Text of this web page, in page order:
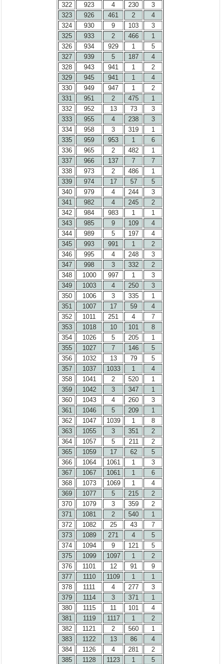
322
923 4 230
3
323
926 461 2
4
324
930 9 103
3
325
933 2 466
1
326
934 929 1
5
327
939 5 187
4
328
943 941 1
2
329
945 941 1
4
330
949 947 1
2
331
951 2 475
1
332
952 13 73
3
333
955 4 238
3
334
958 3 319
1
335
959 953 1
6
336
965 2 482
1
337
966 137 7
7
338
973 2 486
1
339
974 17 57
5
340
979 4 244
3
341
982 4 245
2
342
984 983 1
1
343
985 9 109
4
344
989 5 197
4
345
993 991 1
2
346
995 4 248
3
347
998 3 332
2
348
1000 997 1
3
349
1003 4 250
3
350
1006 3 335
1
351
1007 17 59
4
352
1011 251 4
7
353
1018 10 101
8
354
1026 5 205
1
355
1027 7 146
5
356
1032 13 79
5
357
1037 1033 1
4
358
1041 2 520
1
359
1042 3 347
1
360
1043 4 260
3
361
1046 5 209
1
362
1047 1039 1
8
363
1055 3 351
2
364
1057 5 211
2
365
1059 17 62
5
366
1064 1061 1
3
367
1067 1061 1
6
368
1073 1069 1
4
369
1077 5 215
2
370
1079 3 359
2
371
1081 2 540
1
372
1082 25 43
7
373
1089 271 4
5
374
1094 9 121
5
375
1099 1097 1
2
376
1101 12 91
9
377
1110 1109 1
1
378
1111 4 277
3
379
1114 3 371
1
380
1115 11 101
4
381
1119 1117 1
2
382
1121 2 560
1
383
1122 13 86
4
384
1126 4 281
2
385
1128 1123 1
5